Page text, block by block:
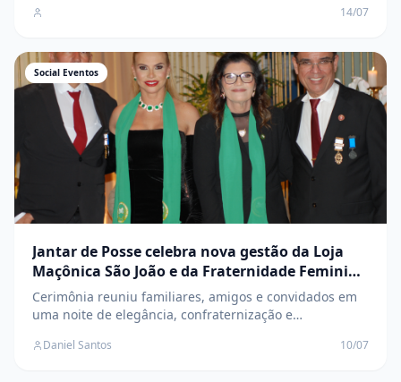
14/07
Social Eventos
Jantar de Posse celebra nova gestão da Loja
Maçônica São João e da Fraternidade Feminina
Cruzeiro do Sul
Cerimônia reuniu familiares, amigos e convidados em
uma noite de elegância, confraternização e
Daniel Santos 10/07